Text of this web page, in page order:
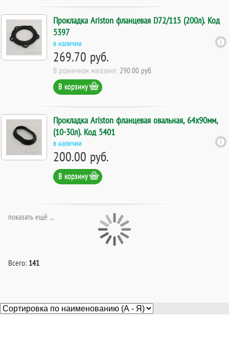
Прокладка Ariston фланцевая D72/115 (200л). Код
5397
в наличии
269.70 руб.
В розничном магазине: 290.00 руб.
В корзину
Прокладка Ariston фланцевая овальная, 64х90мм,
(10-30л). Код 5401
в наличии
200.00 руб.
В корзину
показать ещё ...
Всего: 141